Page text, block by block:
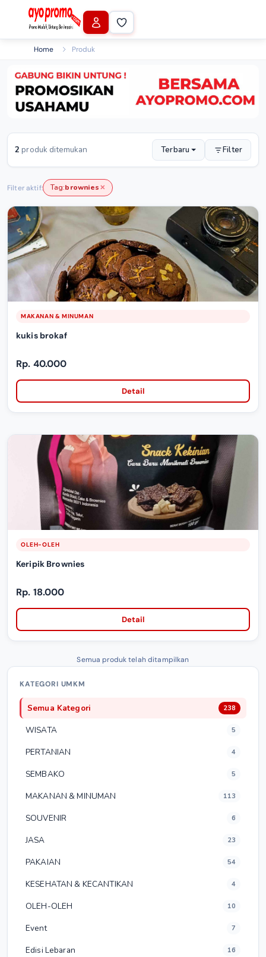
Home Produk
2 produk ditemukan Terbaru Filter
Filter aktif: Tag:brownies ✕
MAKANAN & MINUMAN
kukis brokaf
Rp. 40.000
Detail
OLEH-OLEH
Keripik Brownies
Rp. 18.000
Detail
Semua produk telah ditampilkan
KATEGORI UMKM
Semua Kategori 238
WISATA 5
PERTANIAN 4
SEMBAKO 5
MAKANAN & MINUMAN 113
SOUVENIR 6
JASA 23
PAKAIAN 54
KESEHATAN & KECANTIKAN 4
OLEH-OLEH 10
Event 7
Edisi Lebaran 16